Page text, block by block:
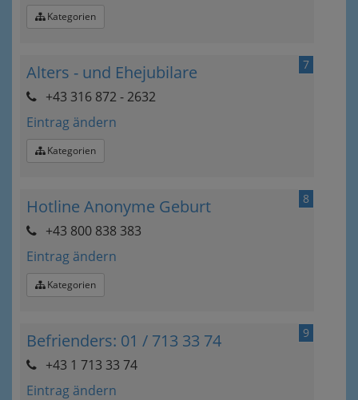
Kategorien
7
Alters - und Ehejubilare
+43 316 872 - 2632
Eintrag ändern
Kategorien
8
Hotline Anonyme Geburt
+43 800 838 383
Eintrag ändern
Kategorien
9
Befrienders: 01 / 713 33 74
+43 1 713 33 74
Eintrag ändern